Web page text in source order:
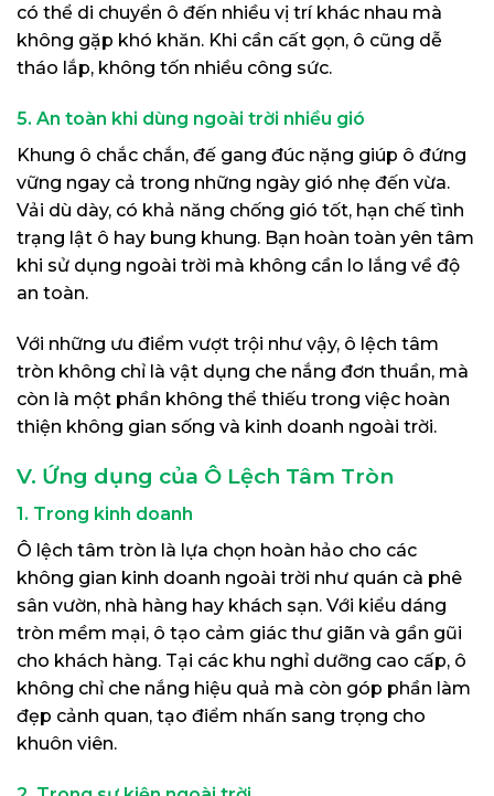
có thể di chuyển ô đến nhiều vị trí khác nhau mà
không gặp khó khăn. Khi cần cất gọn, ô cũng dễ
tháo lắp, không tốn nhiều công sức.
5. An toàn khi dùng ngoài trời nhiều gió
Khung ô chắc chắn, đế gang đúc nặng giúp ô đứng
vững ngay cả trong những ngày gió nhẹ đến vừa.
Vải dù dày, có khả năng chống gió tốt, hạn chế tình
trạng lật ô hay bung khung. Bạn hoàn toàn yên tâm
khi sử dụng ngoài trời mà không cần lo lắng về độ
an toàn.
Với những ưu điểm vượt trội như vậy, ô lệch tâm
tròn không chỉ là vật dụng che nắng đơn thuần, mà
còn là một phần không thể thiếu trong việc hoàn
thiện không gian sống và kinh doanh ngoài trời.
V. Ứng dụng của Ô Lệch Tâm Tròn
1. Trong kinh doanh
Ô lệch tâm tròn là lựa chọn hoàn hảo cho các
không gian kinh doanh ngoài trời như quán cà phê
sân vườn, nhà hàng hay khách sạn. Với kiểu dáng
tròn mềm mại, ô tạo cảm giác thư giãn và gần gũi
cho khách hàng. Tại các khu nghỉ dưỡng cao cấp, ô
không chỉ che nắng hiệu quả mà còn góp phần làm
đẹp cảnh quan, tạo điểm nhấn sang trọng cho
khuôn viên.